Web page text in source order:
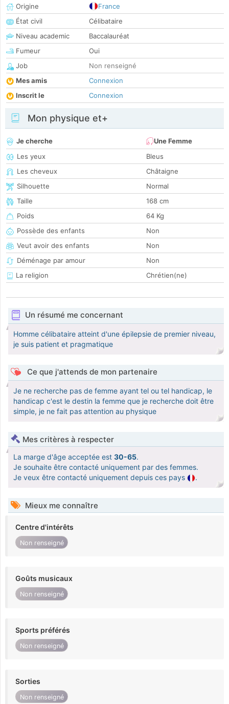
Origine
France
État civil
Célibataire
Niveau academic
Baccalauréat
Fumeur
Oui
Job
Non renseigné
Mes amis
Connexion
Inscrit le
Connexion
Mon physique et+
Je cherche
Une Femme
Les yeux
Bleus
Les cheveux
Châtaigne
Silhouette
Normal
Taille
168 cm
Poids
64 Kg
Possède des enfants
Non
Veut avoir des enfants
Non
Déménage par amour
Non
La religion
Chrétien(ne)
Un résumé me concernant
Homme célibataire atteint d'une épilepsie de premier niveau,
je suis patient et pragmatique
Ce que j'attends de mon partenaire
Je ne recherche pas de femme ayant tel ou tel handicap, le
handicap c'est le destin la femme que je recherche doit être
simple, je ne fait pas attention au physique
Mes critères à respecter
La marge d'âge acceptée est 30-65.
Je souhaite être contacté uniquement par des femmes.
Je veux être contacté uniquement depuis ces pays
.
Mieux me connaître
Centre d'intérêts
Non renseigné
Goûts musicaux
Non renseigné
Sports préférés
Non renseigné
Sorties
Non renseigné